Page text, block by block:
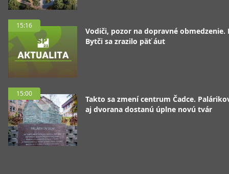
15:16
Vodiči, pozor na dopravné obmedzenie.
Bytči sa zrazilo päť áut
15:00
Takto sa zmení centrum Čadce.
aj dvorana dostanú úplne novú tvár